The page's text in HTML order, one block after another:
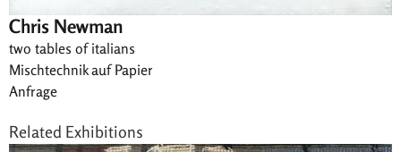
Chris Newman
two tables of italians
Mischtechnik auf Papier
Anfrage
Related Exhibitions